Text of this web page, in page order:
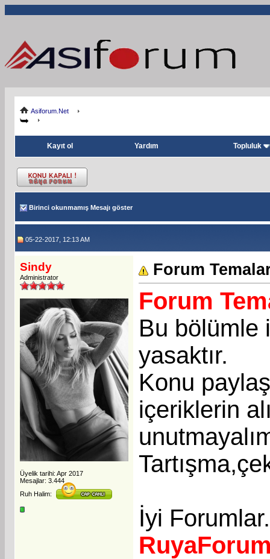
Asiforum.Net
Kayıt ol Yardım Topluluk
Birinci okunmamış Mesajı göster
05-22-2017, 12:13 AM
Sindy
Administrator
Üyelik tarihi: Apr 2017
Mesajlar: 3.444
Ruh Halim:
Forum
Forum
Bu bölümle
yasaktır.
Konu
içeriklerin
İyi Forumlar.